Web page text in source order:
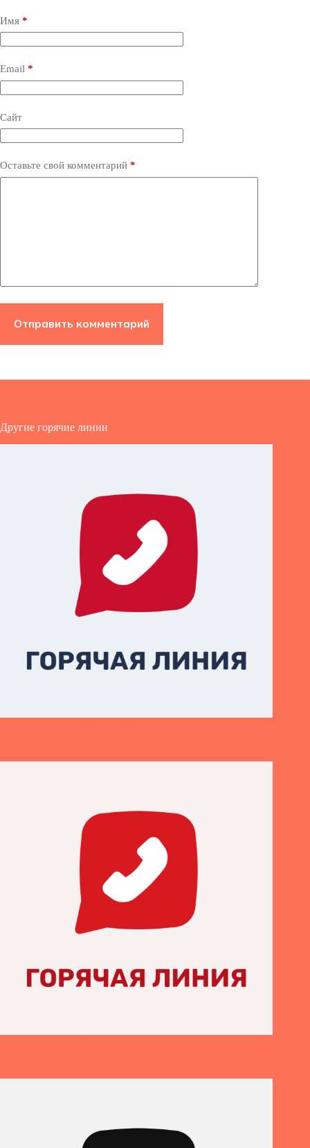
Имя *
Email *
Сайт
Оставьте свой комментарий *
Отправить комментарий
e
r
n
t
i
v
:
Другие горячие линии